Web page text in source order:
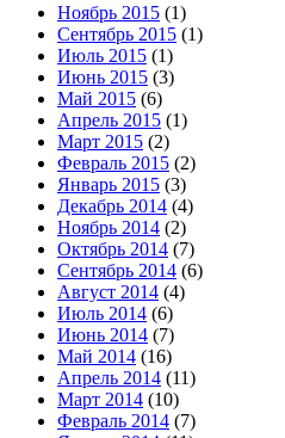
Ноябрь 2015 (1)
Сентябрь 2015 (1)
Июль 2015 (1)
Июнь 2015 (3)
Май 2015 (6)
Апрель 2015 (1)
Март 2015 (2)
Февраль 2015 (2)
Январь 2015 (3)
Декабрь 2014 (4)
Ноябрь 2014 (2)
Октябрь 2014 (7)
Сентябрь 2014 (6)
Август 2014 (4)
Июль 2014 (6)
Июнь 2014 (7)
Май 2014 (16)
Апрель 2014 (11)
Март 2014 (10)
Февраль 2014 (7)